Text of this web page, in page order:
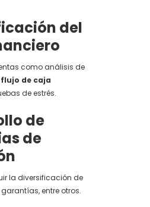
del
como análisis de
flujo de caja
de estrés.
de
de
la diversificación de
entre otros.